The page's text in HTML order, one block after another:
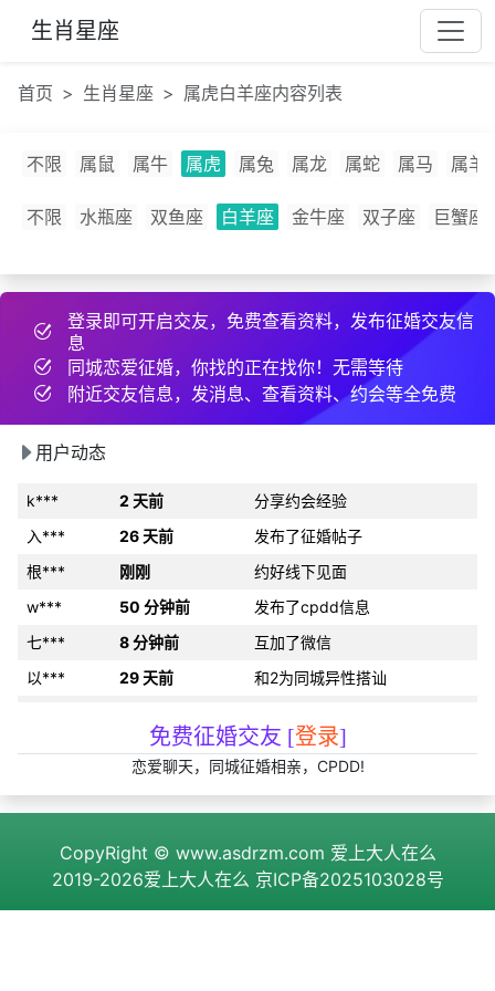
生肖星座
首页 生肖星座 属虎白羊座内容列表
不限 属鼠 属牛 属虎 属兔 属龙 属蛇 属马 属羊
不限 水瓶座 双鱼座 白羊座 金牛座 双子座 巨蟹座
登录即可开启交友，免费查看资料，发布征婚交友信
息
同城恋爱征婚，你找的正在找你！无需等待
附近交友信息，发消息、查看资料、约会等全免费
用户动态
手*** 刚刚
发布了cpdd信息
任***
9 分钟前
发布了征婚帖子
33***
22 天前
和2为同城异性搭讪
行***
k***
2 天前
分享约会经验
入***
26 天前
发布了征婚帖子
根***
刚刚
约好线下见面
w***
50 分钟前
发布了cpdd信息
七***
8 分钟前
互加了微信
以***
29 天前
和2为同城异性搭讪
4 小时前
和2为同城异性搭讪
刚刚
互加了QQ
31***
刚刚
互加了微信
11***
25 天前
分享约会经验
6g***
18 天前
互加了微信
w***
以***
29 天前
和2为同城异性搭讪
r***
4 小时前
和2为同城异性搭讪
34***
刚刚
互加了QQ
6g***
18 天前 互加了微信
免费征婚交友 [登录]
恋爱聊天，同城征婚相亲，CPDD!
CopyRight © www.asdrzm.com 爱上大人在么
2019-2026爱上大人在么 京ICP备2025103028号